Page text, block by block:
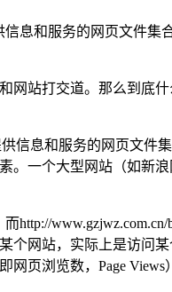
和服务的网页文件集
站打交道。那么到底
息和服务的网页文件
一个大型网站（如新
网站，实际上是访问
页浏览数，Page Views